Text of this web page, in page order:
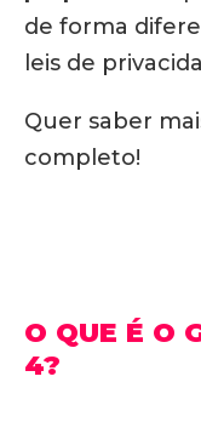
de forma
leis de
Quer saber
completo!
O QUE É O
4?